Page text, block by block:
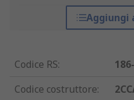
Aggiungi
Codice RS:
Codice costruttore: